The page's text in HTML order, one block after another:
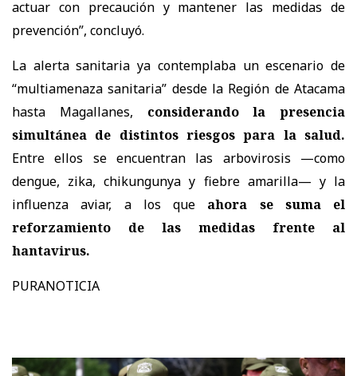
actuar con precaución y mantener las medidas de
prevención”, concluyó.
La alerta sanitaria ya contemplaba un escenario de
“multiamenaza sanitaria” desde la Región de Atacama
hasta Magallanes, considerando la presencia
simultánea de distintos riesgos para la salud.
Entre ellos se encuentran las arbovirosis —como
dengue, zika, chikungunya y fiebre amarilla— y la
influenza aviar, a los que ahora se suma el
reforzamiento de las medidas frente al
hantavirus.
PURANOTICIA